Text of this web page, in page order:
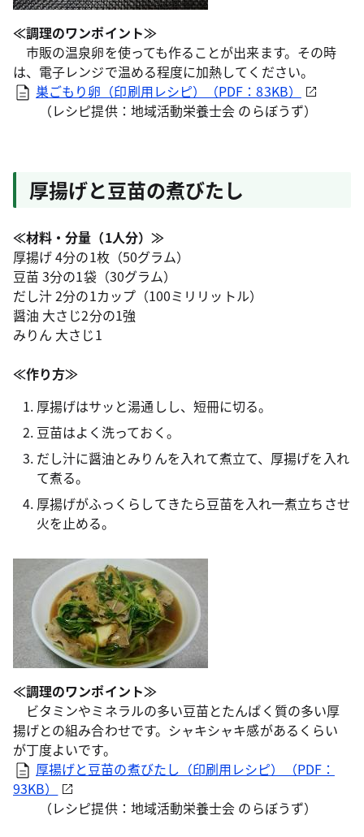
≪調理のワンポイント≫
市販の温泉卵を使っても作ることが出来ます。その時
は、電子レンジで温める程度に加熱してください。
巣ごもり卵（印刷用レシピ）（PDF：83KB）
（レシピ提供：地域活動栄養士会 のらぼうず）
厚揚げと豆苗の煮びたし
≪材料・分量（1人分）≫
厚揚げ 4分の1枚（50グラム）
豆苗 3分の1袋（30グラム）
だし汁 2分の1カップ（100ミリリットル）
醤油 大さじ2分の1強
みりん 大さじ1
≪作り方≫
厚揚げはサッと湯通しし、短冊に切る。
豆苗はよく洗っておく。
だし汁に醤油とみりんを入れて煮立て、厚揚げを入れ
て煮る。
厚揚げがふっくらしてきたら豆苗を入れ一煮立ちさせ
火を止める。
≪調理のワンポイント≫
ビタミンやミネラルの多い豆苗とたんぱく質の多い厚
揚げとの組み合わせです。シャキシャキ感があるくらい
が丁度よいです。
厚揚げと豆苗の煮びたし（印刷用レシピ）（PDF：
93KB）
（レシピ提供：地域活動栄養士会 のらぼうず）